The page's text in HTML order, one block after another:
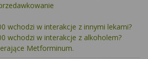
wchodzi w interakcje z innymi lekami?
wchodzi w interakcje z alkoholem?
Metforminum.